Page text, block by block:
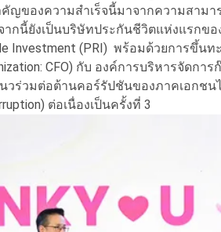
คัญของความสำเร็จนี้มาจากความสาม
ากนี้ยังเป็นบริษัทประกันชีวิตแห่งแรกขอ
Investment (PRI) พร้อมด้วยการขึ้น
CFO) กับ องค์การบริหารจัดการ
ร่วมต่อต้านคอร์รัปชันของภาคเอกชนไ
ต่อเนื่องเป็นครั้งที่ 3